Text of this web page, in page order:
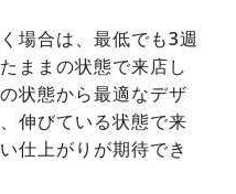
場合は、最低でも3週
ままの状態で来店し
状態から最適なデザ
伸びている状態で来
仕上がりが期待でき